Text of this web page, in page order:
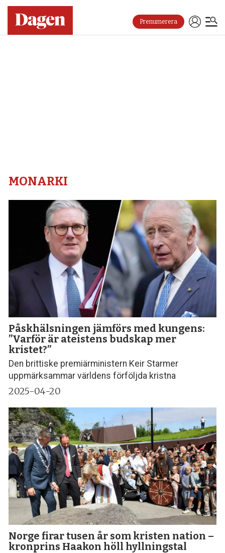
Prenumerera
MONARKI
Påskhälsningen jämförs med kungens:
”Varför är ateistens budskap mer
kristet?”
Den brittiske premiärministern Keir Starmer
uppmärksammar världens förföljda kristna
2025-04-20
Norge firar tusen år som kristen nation –
kronprins Haakon höll hyllningstal